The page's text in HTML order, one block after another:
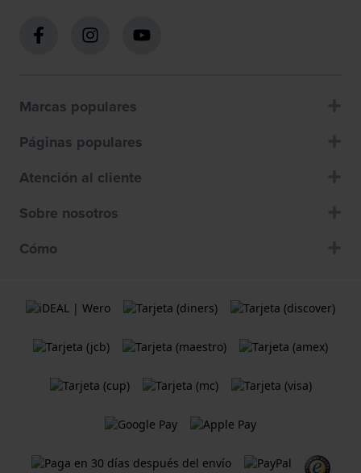
Marcas populares
Páginas populares
Atención al cliente
Sobre nosotros
Cómo